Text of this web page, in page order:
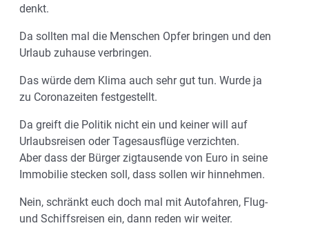
denkt.
Da sollten mal die Menschen Opfer bringen und den
Urlaub zuhause verbringen.
Das würde dem Klima auch sehr gut tun. Wurde ja
zu Coronazeiten festgestellt.
Da greift die Politik nicht ein und keiner will auf
Urlaubsreisen oder Tagesausflüge verzichten.
Aber dass der Bürger zigtausende von Euro in seine
Immobilie stecken soll, dass sollen wir hinnehmen.
Nein, schränkt euch doch mal mit Autofahren, Flug-
und Schiffsreisen ein, dann reden wir weiter.